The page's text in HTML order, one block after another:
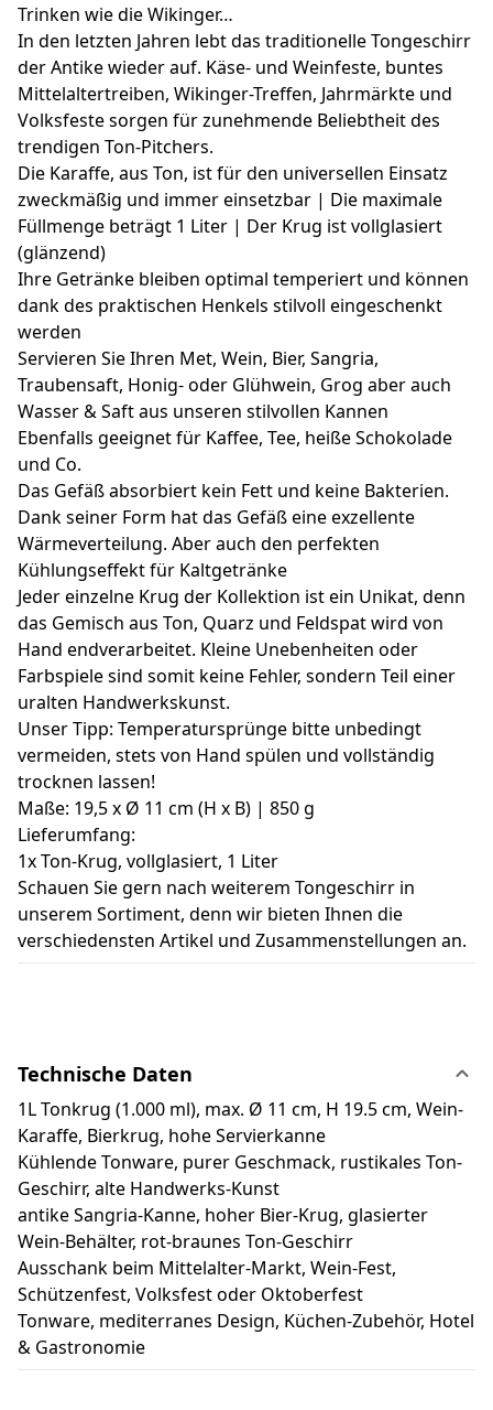
Trinken wie die Wikinger…
In den letzten Jahren lebt das traditionelle Tongeschirr
der Antike wieder auf. Käse- und Weinfeste, buntes
Mittelaltertreiben, Wikinger-Treffen, Jahrmärkte und
Volksfeste sorgen für zunehmende Beliebtheit des
trendigen Ton-Pitchers.
Die Karaffe, aus Ton, ist für den universellen Einsatz
zweckmäßig und immer einsetzbar | Die maximale
Füllmenge beträgt 1 Liter | Der Krug ist vollglasiert
(glänzend)
Ihre Getränke bleiben optimal temperiert und können
dank des praktischen Henkels stilvoll eingeschenkt
werden
Servieren Sie Ihren Met, Wein, Bier, Sangria,
Traubensaft, Honig- oder Glühwein, Grog aber auch
Wasser & Saft aus unseren stilvollen Kannen
Ebenfalls geeignet für Kaffee, Tee, heiße Schokolade
und Co.
Das Gefäß absorbiert kein Fett und keine Bakterien.
Dank seiner Form hat das Gefäß eine exzellente
Wärmeverteilung. Aber auch den perfekten
Kühlungseffekt für Kaltgetränke
Jeder einzelne Krug der Kollektion ist ein Unikat, denn
das Gemisch aus Ton, Quarz und Feldspat wird von
Hand endverarbeitet. Kleine Unebenheiten oder
Farbspiele sind somit keine Fehler, sondern Teil einer
uralten Handwerkskunst.
Unser Tipp: Temperatursprünge bitte unbedingt
vermeiden, stets von Hand spülen und vollständig
trocknen lassen!
Maße: 19,5 x Ø 11 cm (H x B) | 850 g
Lieferumfang:
1x Ton-Krug, vollglasiert, 1 Liter
Schauen Sie gern nach weiterem Tongeschirr in
unserem Sortiment, denn wir bieten Ihnen die
verschiedensten Artikel und Zusammenstellungen an.
Technische Daten
1L Tonkrug (1.000 ml), max. Ø 11 cm, H 19.5 cm, Wein-
Karaffe, Bierkrug, hohe Servierkanne
Kühlende Tonware, purer Geschmack, rustikales Ton-
Geschirr, alte Handwerks-Kunst
antike Sangria-Kanne, hoher Bier-Krug, glasierter
Wein-Behälter, rot-braunes Ton-Geschirr
Ausschank beim Mittelalter-Markt, Wein-Fest,
Schützenfest, Volksfest oder Oktoberfest
Tonware, mediterranes Design, Küchen-Zubehör, Hotel
& Gastronomie